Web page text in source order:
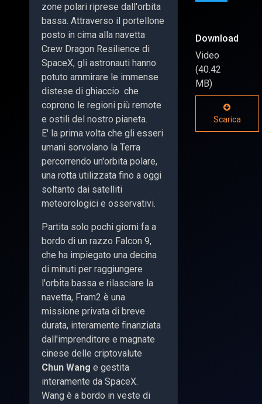
zone polari riprese dall'orbita
bassa. Attraverso il portellone
posto in cima alla navetta
Crew Dragon Resilience di
SpaceX, gli astronauti hanno
potuto ammirare le immense
distese di ghiaccio che
coprono le regioni più remote
e ostili del nostro pianeta.
E' la prima volta che gli esseri
umani sorvolano la Terra
percorrendo un'orbita polare,
una rotta utilizzata fino a oggi
soltanto dai satelliti
meteorologici e osservativi.
Partita solo pochi giorni fa a
bordo di un razzo Falcon 9,
che ha impiegato una decina
di minuti per raggiungere
l'orbita bassa e rilasciare la
navetta, Fram2 è una
missione privata di breve
durata, interamente finanziata
dall'imprenditore e magnate
cinese delle criptovalute
Chun Wang e gestita
interamente da SpaceX.
Wang è a bordo in veste di
Download
Video
(40.42
MB)
Scarica